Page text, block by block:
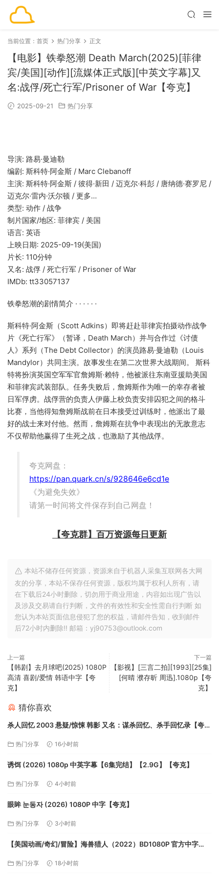
当前位置： 首页 热门分享 正文
【电影】铁拳怒潮 Death March(2025)[菲律
宾/美国][动作][流媒体正式版][中英文字幕]又
名:战俘/死亡行军/Prisoner of War【夸克】
2025-09-21 热门分享
导演: 路易·曼迪勒
编剧: 斯科特·阿金斯 / Marc Clebanoff
主演: 斯科特·阿金斯 / 彼得·新田 / 迈克尔·科彭 / 唐纳德·赛罗尼 /
迈克尔·雷内·沃尔顿 / 更多…
类型: 动作 / 战争
制片国家/地区: 菲律宾 / 美国
语言: 英语
上映日期: 2025-09-19(美国)
片长: 110分钟
又名: 战俘 / 死亡行军 / Prisoner of War
IMDb: tt33057137
铁拳怒潮的剧情简介 · · · · · ·
斯科特·阿金斯（Scott Adkins）即将赶赴菲律宾拍摄动作战争
片《死亡行军》（暂译，Death March）并与合作过《讨债
人》系列（The Debt Collector）的演员路易·曼迪勒（Louis
Mandylor）共同主演。故事发生在第二次世界大战期间。 斯科
特将扮演英国空军军官詹姆斯·赖特，他被派往东南亚援助美国
和菲律宾武装部队。任务失败后，詹姆斯作为唯一的幸存者被
日军俘虏。战俘营的负责人伊藤上校负责安排囚犯之间的格斗
比赛，当他得知詹姆斯战前在日本接受过训练时，他派出了最
好的战士来对付他。然而，詹姆斯在抗争中表现出的无敌意志
不仅帮助他赢得了生死之战，也激励了其他战俘。
夸克网盘：
https://pan.quark.cn/s/928646e6cd1e
《为避免失效》
请第一时间将文件保存到自己网盘！
【夸克群】百万资源每日更新
本站不储存任何资源，资源来自于机器人采集互联网各大网
友的分享，本站不保存任何资源，版权均属于权利人所有，请
在下载后24小时删除，切勿用于商业用途，内容如出现广告以
及涉及交易请自行判断，文件的有效性和安全性需自行判断 如
您认为本站页面信息侵犯了您的权益，请邮件告知，收到邮件
后72小时内删除!! 邮箱：yj90753@outlook.com
上一篇
【韩剧】去月球吧(2025) 1080P
高清 喜剧/爱情 韩语中字【夸
克】
下一篇
【影视】[三言二拍][1993][25集]
[何晴 濮存昕 周迅].1080p【夸
克】
猜你喜欢
杀人回忆 2003 悬疑/惊悚 韩影 又名：谋杀回忆、杀手回忆录【夸
热门分享 16小时前
诱饵 (2026) 1080p 中英字幕【6集完结】【2.9G】【夸克】
热门分享 4小时前
眼眸 눈동자 (2026) 1080P 中字【夸克】
热门分享 3小时前
【美国动画/奇幻/冒险】海兽猎人（2022）BD1080P 官方中字
热门分享 18小时前